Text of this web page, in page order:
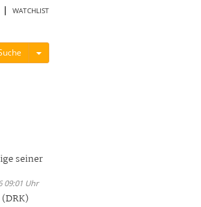
WATCHLIST
Menü ein-/ausblenden
seiner
09:01 Uhr